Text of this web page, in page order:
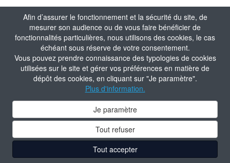
Afin d’assurer le fonctionnement et la sécurité du site, de
mesurer son audience ou de vous faire bénéficier de
fonctionnalités particulières, nous utilisons des cookies, le cas
échéant sous réserve de votre consentement.
Vous pouvez prendre connaissance des typologies de cookies
utilisées sur le site et gérer vos préférences en matière de
dépôt des cookies, en cliquant sur "Je paramètre".
Plus d'information.
Je paramètre
Tout refuser
Tout accepter